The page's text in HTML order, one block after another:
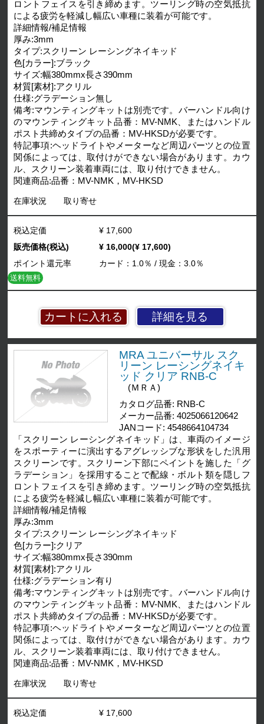
ロントフェイスを引き締めます。ツーリング時の空気抵抗
による疲労を軽減し幅広い車種に装着が可能です。
詳細情報/補足情報
厚み:3mm
タイプ:スクリーン レーシングネイキッド
色[カラー]:ブラック
サイズ:幅380mmx長さ390mm
材質[素材]:アクリル
仕様:グラデーション無し
備考:マウンティングキットは別売です。バーハンドル向け
のマウンティングキット品番：MV-NMK、またはハンドル
ポスト共締めタイプの品番：MV-HKSDが必要です。
特記事項:ヘッドライトやメーターなど周辺パーツとの位置
関係によっては、取付けができない場合があります。カウ
ル、スクリーン装着車両には、取り付けできません。
関連商品:品番：MV-NMK，MV-HKSD
在庫状況 取り寄せ
詳細を見る
税込定価
¥ 17,600
販売価格(税込)
¥ 16,000(¥ 17,600)
ポイント還元率
カード：1.0％ / 現金：3.0％
送料無料
MRA ユニバーサル スク
リーン レーシングネイキ
ッド クリア RNB-C
(ＭＲＡ)
カタログ品番: RNB-C
メーカー品番: 4025066120642
JANコード: 4548664104734
「スクリーン レーシングネイキッド」は、車両のイメージ
をスポーティーに演出するアグレッシブな形状をした汎用
スクリーンです。スクリーン下部にペイントを施した「グ
ラデーション」を採用することで配線・ボルト類を隠しフ
ロントフェイスを引き締めます。ツーリング時の空気抵抗
による疲労を軽減し幅広い車種に装着が可能です。
詳細情報/補足情報
厚み:3mm
タイプ:スクリーン レーシングネイキッド
色[カラー]:クリア
サイズ:幅380mmx長さ390mm
材質[素材]:アクリル
仕様:グラデーション有り
備考:マウンティングキットは別売です。バーハンドル向け
のマウンティングキット品番：MV-NMK、またはハンドル
ポスト共締めタイプの品番：MV-HKSDが必要です。
特記事項:ヘッドライトやメーターなど周辺パーツとの位置
関係によっては、取付けができない場合があります。カウ
ル、スクリーン装着車両には、取り付けできません。
関連商品:品番：MV-NMK，MV-HKSD
在庫状況 取り寄せ
税込定価
¥ 17,600